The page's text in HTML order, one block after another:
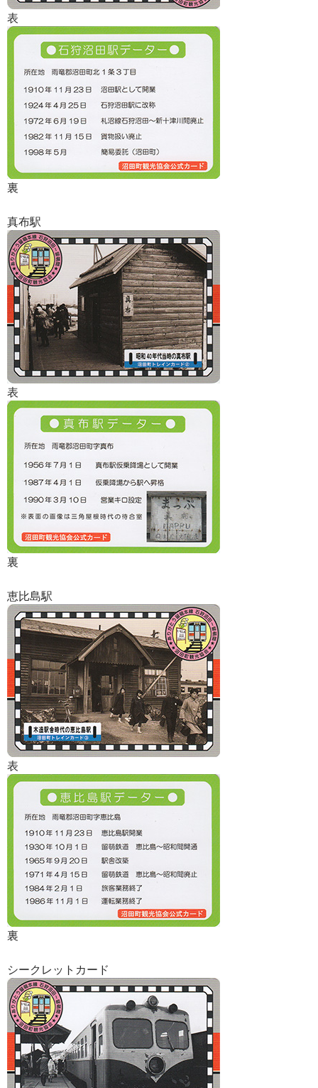
表
裏
真布駅
表
裏
恵比島駅
表
裏
シークレットカード